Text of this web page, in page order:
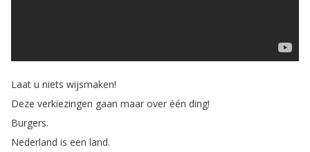
Laat u niets wijsmaken!
Deze verkiezingen gaan maar over één ding!
Burgers.
Nederland is een land.